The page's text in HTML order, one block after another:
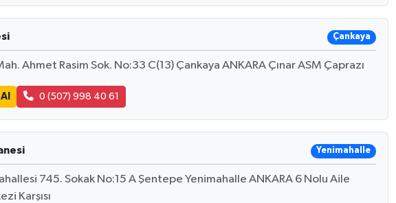
Çankaya
Ahmet Rasim Sok. No:33 C(13) Çankaya ANKARA Çınar ASM Çaprazı
0 (507) 998 40 61
Yenimahalle
745. Sokak No:15 A Şentepe Yenimahalle ANKARA 6 Nolu Aile
Karşısı